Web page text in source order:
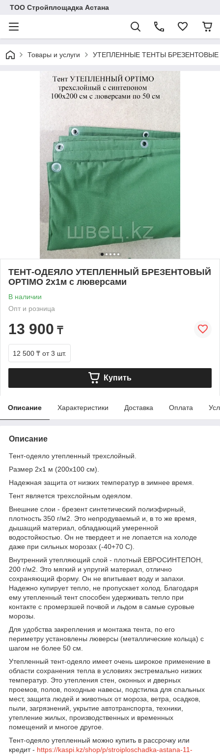
ТОО Стройплощадка Астана
Товары и услуги УТЕПЛЕННЫЕ ТЕНТЫ БРЕЗЕНТОВЫЕ
ТЕНТ-ОДЕЯЛО УТЕПЛЕННЫЙ БРЕЗЕНТОВЫЙ
OPTIMO 2х1м с люверсами
В наличии
Опт и розница
13 900 ₸
12 500 ₸ от 3 шт.
Купить
Описание Характеристики Доставка Оплата
Описание
Тент-одеяло утепленный трехслойный.
Размер 2х1 м (200х100 см).
Надежная защита от низких температур в зимнее время.
Тент является трехслойным одеялом.
Внешние слои - брезент синтетический полиэфирный,
плотность 350 г/м2. Это непродуваемый и, в то же время,
дышащий материал, обладающий умеренной
водостойкостью. Он не твердеет и не лопается на холоде
даже при сильных морозах (-40+70 С).
Внутренний утепляющий слой - плотный ЕВРОСИНТЕПОН,
200 г/м2. Это мягкий и упругий материал, отлично
сохраняющий форму. Он не впитывает воду и запахи.
Надежно купирует тепло, не пропускает холод. Благодаря
ему утепленный тент способен удерживать тепло при
контакте с промерзшей почвой и льдом в самые суровые
морозы.
Для удобства закрепления и монтажа тента, по его
периметру установлены люверсы (металлические кольца) с
шагом не более 50 см.
Утепленный тент-одеяло имеет очень широкое применение в
области сохранения тепла в условиях экстремально низких
температур. Это утепления стен, оконных и дверных
проемов, полов, походные навесы, подстилка для спальных
мест, защита людей и животных от мороза, ветра, осадков,
пыли, загрязнений, укрытие автотранспорта, техники,
утепление жилых, производственных и временных
помещений и многое другое.
Тент-одеяло утепленный можно купить в рассрочку или
кредит - https://kaspi.kz/shop/p/stroiploschadka-astana-11-